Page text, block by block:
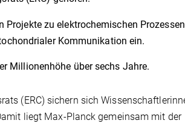
Projekte zu elektrochemischen
Kommunikation ein.
Millionenhöhe über sechs Jahre.
(ERC) sichern sich
liegt Max-Planck gemeinsam mit der